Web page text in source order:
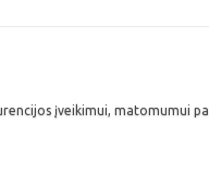
įveikimui, matomumui